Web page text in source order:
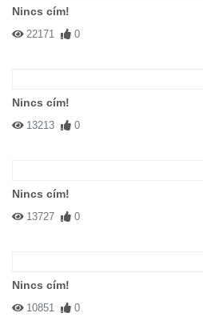
Nincs cím!
22171 0
Nincs cím!
13213 0
Nincs cím!
13727 0
Nincs cím!
10851 0